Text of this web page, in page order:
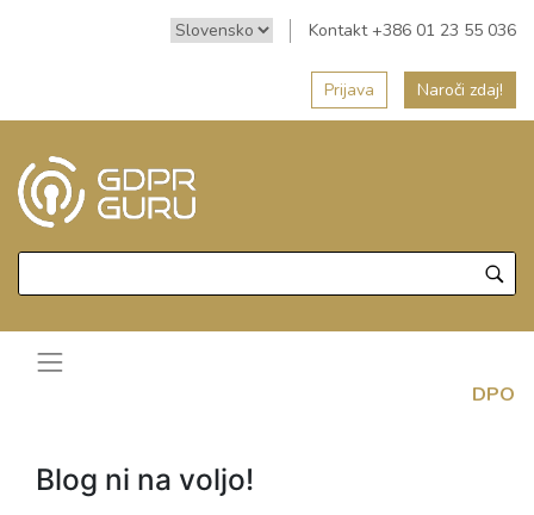
Kontakt +386 01 23 55 036
Prijava Naroči zdaj!
DPO
Blog ni na voljo!